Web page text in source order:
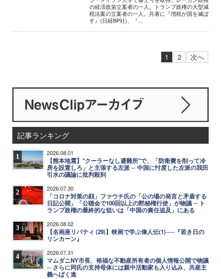
の経済政策立案者の一人。トランプ政権の大型減
税法案の立案者の一人。共著に『増税が国を滅ぼ
す』(日経BP社)、『...
1 2 次へ
記事ランキング
1 2026.08.01
【熊本地震】"クーラーなし避難所"で、「防衛費を削って冷
房を設置しろ」と主張する左派 ─ 中国に忖度した左派の我田
引水の議論に批判殺到
2 2026.07.30
「コロナ対策の顔」ファウチ氏の「公の場の発言と矛盾する
日記公開」「公聴会で100回以上の黙秘権行使」が物議 ─ ト
ランプ政権の最終的な狙いは「中国の責任追及」にある
3 2026.08.02
【名画座リバティ (29)】映画で学ぶ偉人伝(1)──『若き日の
リンカーン』
4 2026.07.31
マムダニNY市長、裕福な不動産所有者の個人情報公開で物議
─ さらに同氏の支持母体には親中活動家も入り込み、共産主
義へばく進